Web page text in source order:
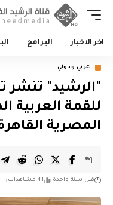
اخر الاخبار البرامج
عربي ودولي
"الرشيد" تنشر
للقمة العربية
المصرية
قبل سنة واحدة 41 مشاهدات